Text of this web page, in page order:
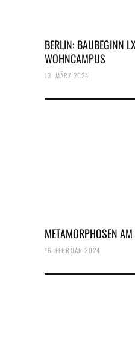
BERLIN: BAUBEGINN
WOHNCAMPUS
13. MÄRZ 2024
METAMORPHOSEN
16. FEBRUAR 2024